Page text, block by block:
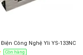
Điện Công Nghệ Yli YS-133NC
Còn hàng